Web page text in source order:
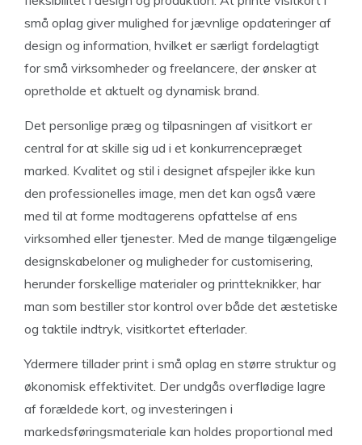
små oplag giver mulighed for jævnlige opdateringer af
design og information, hvilket er særligt fordelagtigt
for små virksomheder og freelancere, der ønsker at
opretholde et aktuelt og dynamisk brand.
Det personlige præg og tilpasningen af visitkort er
central for at skille sig ud i et konkurrencepræget
marked. Kvalitet og stil i designet afspejler ikke kun
den professionelles image, men det kan også være
med til at forme modtagerens opfattelse af ens
virksomhed eller tjenester. Med de mange tilgængelige
designskabeloner og muligheder for customisering,
herunder forskellige materialer og printteknikker, har
man som bestiller stor kontrol over både det æstetiske
og taktile indtryk, visitkortet efterlader.
Ydermere tillader print i små oplag en større struktur og
økonomisk effektivitet. Der undgås overflødige lagre
af forældede kort, og investeringen i
markedsføringsmateriale kan holdes proportional med